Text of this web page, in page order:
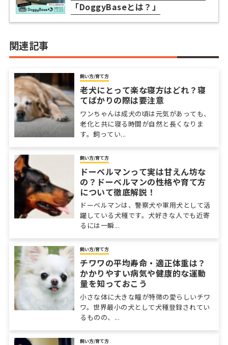
「DoggyBaseとは？」
関連記事
飼い方/育て方
老犬にとって楽な寝方はどれ？寝
てばかりの際は要注意
ワンちゃんは成犬の頃は元気があっても、
老化と共に寝る時間が自然と長くなりま
す。飼ってい...
飼い方/育て方
ドーベルマンって実は甘えん坊な
の？ドーベルマンの性格や育て方
について徹底解説！
ドーベルマンは、警察犬や軍用犬として活
躍している犬種です。犬好きな人でも近寄
るには一瞬...
飼い方/育て方
チワワの平均寿命・適正体重は？
かかりやすい病気や健康的な運動
量を知っておこう
小さな体に大きな瞳が特徴の愛らしいチワ
ワ。世界最小の犬として犬種登録されてい
るものの、...
飼い方/育て方